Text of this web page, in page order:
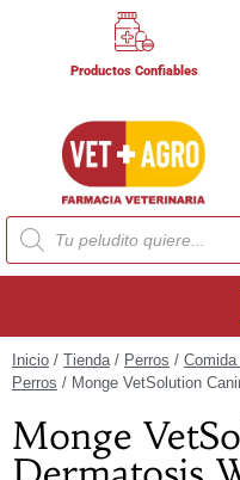
Productos Confiables
Inicio / Tienda/ Perros /
Perros / Monge VetSolution
Monge